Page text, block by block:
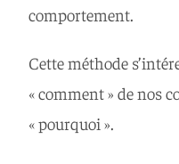
comportement.
Cette méthode
« comment » de nos
« pourquoi ».